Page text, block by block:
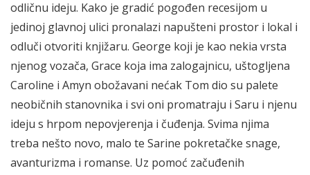
odličnu ideju. Kako je gradić pogođen recesijom u
jedinoj glavnoj ulici pronalazi napušteni prostor i lokal i
odluči otvoriti knjižaru. George koji je kao nekia vrsta
njenog vozača, Grace koja ima zalogajnicu, uštogljena
Caroline i Amyn obožavani nećak Tom dio su palete
neobičnih stanovnika i svi oni promatraju i Saru i njenu
ideju s hrpom nepovjerenja i čuđenja. Svima njima
treba nešto novo, malo te Sarine pokretačke snage,
avanturizma i romanse. Uz pomoć začuđenih